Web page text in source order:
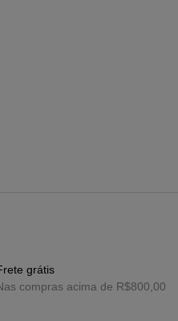
grátis
compras acima de R$800,00